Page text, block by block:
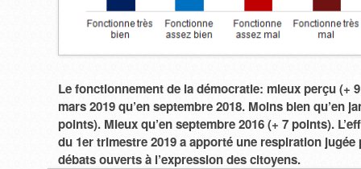
Le fonctionnement de la démocratie: mieux perçu (+
mars 2019 qu’en septembre 2018. Moins bien qu’en
points). Mieux qu’en septembre 2016 (+ 7 points).
du 1er trimestre 2019 a apporté une respiration jugée
débats ouverts à l’expression des citoyens.